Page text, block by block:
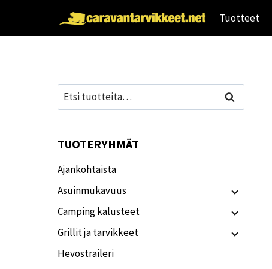
Tuotteet
Etsi: Haku
TUOTERYHMÄT
Ajankohtaista
Asuinmukavuus
Camping kalusteet
Grillit ja tarvikkeet
Hevostraileri